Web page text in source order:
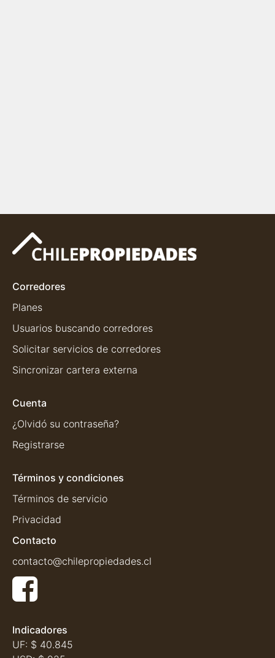
Corredores
Planes
Usuarios buscando corredores
Solicitar servicios de corredores
Sincronizar cartera externa
Cuenta
¿Olvidó su contraseña?
Registrarse
Términos y condiciones
Términos de servicio
Privacidad
Contacto
contacto@chilepropiedades.cl
Indicadores
UF: $ 40.845